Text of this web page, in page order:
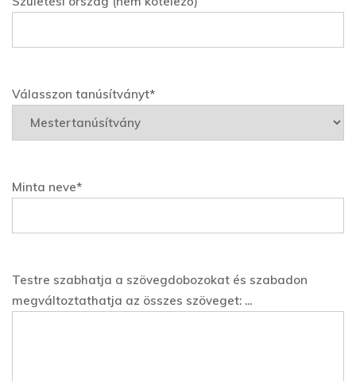
Válasszon tanúsítványt*
Minta neve*
Testre szabhatja a szövegdobozokat és szabadon
megváltoztathatja az összes szöveget: ...